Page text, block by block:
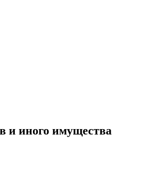
и иного имущества